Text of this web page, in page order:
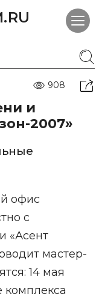
908
и
2007»
офис
с
«Асент
мастер-
14 мая
комплекса